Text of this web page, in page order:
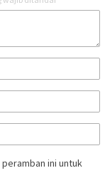
ini untuk